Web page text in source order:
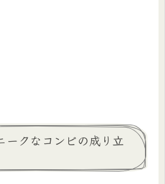
ークなコンビの成り立